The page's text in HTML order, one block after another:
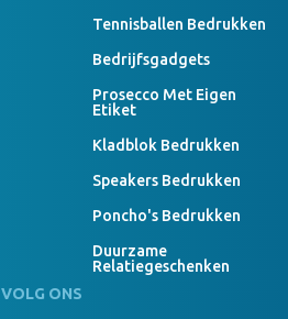
Tennisballen Bedrukken
Bedrijfsgadgets
Prosecco Met Eigen
Etiket
Kladblok Bedrukken
Speakers Bedrukken
Poncho's Bedrukken
Duurzame
Relatiegeschenken
VOLG ONS